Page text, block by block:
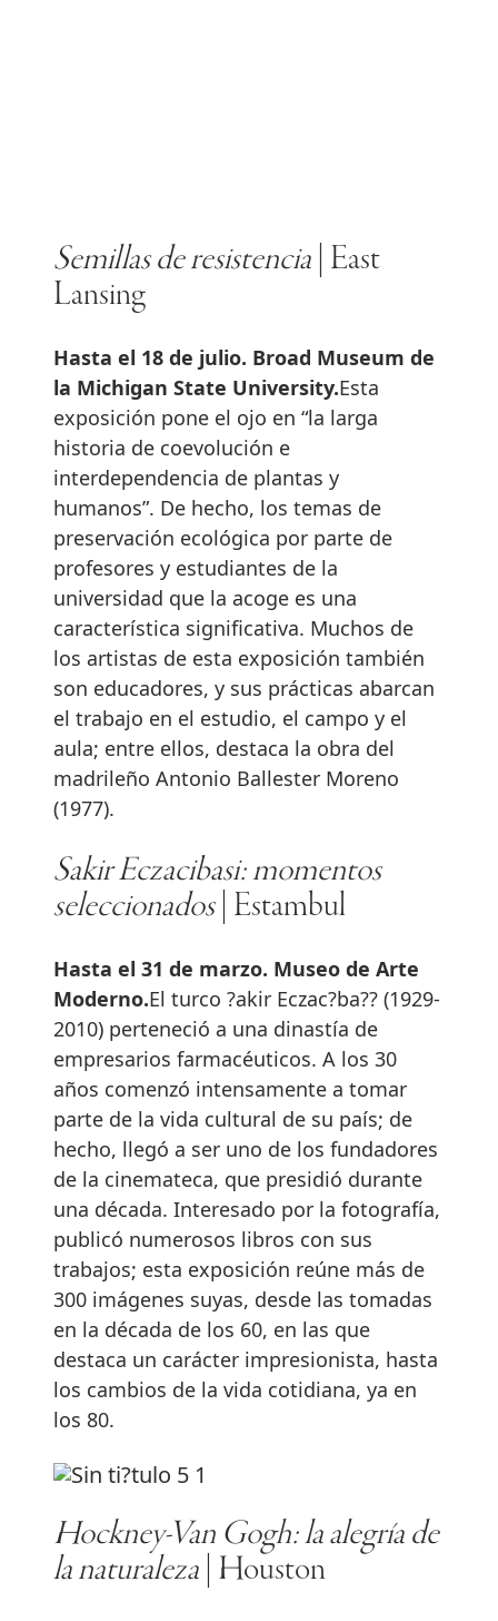
Semillas de resistencia | East
Lansing
Hasta el 18 de julio. Broad Museum de
la Michigan State University.Esta
exposición pone el ojo en “la larga
historia de coevolución e
interdependencia de plantas y
humanos”. De hecho, los temas de
preservación ecológica por parte de
profesores y estudiantes de la
universidad que la acoge es una
característica significativa. Muchos de
los artistas de esta exposición también
son educadores, y sus prácticas abarcan
el trabajo en el estudio, el campo y el
aula; entre ellos, destaca la obra del
madrileño Antonio Ballester Moreno
(1977).
Sakir Eczacibasi: momentos
seleccionados| Estambul
Hasta el 31 de marzo. Museo de Arte
Moderno.El turco ?akir Eczac?ba?? (1929-
2010) perteneció a una dinastía de
empresarios farmacéuticos. A los 30
años comenzó intensamente a tomar
parte de la vida cultural de su país; de
hecho, llegó a ser uno de los fundadores
de la cinemateca, que presidió durante
una década. Interesado por la fotografía,
publicó numerosos libros con sus
trabajos; esta exposición reúne más de
300 imágenes suyas, desde las tomadas
en la década de los 60, en las que
destaca un carácter impresionista, hasta
los cambios de la vida cotidiana, ya en
los 80.
Hockney-Van Gogh: la alegría de
la naturaleza | Houston